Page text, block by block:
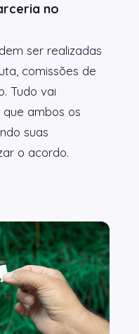
no
ser realizadas
comissões de
Tudo vai
ambos os
suas
o acordo.